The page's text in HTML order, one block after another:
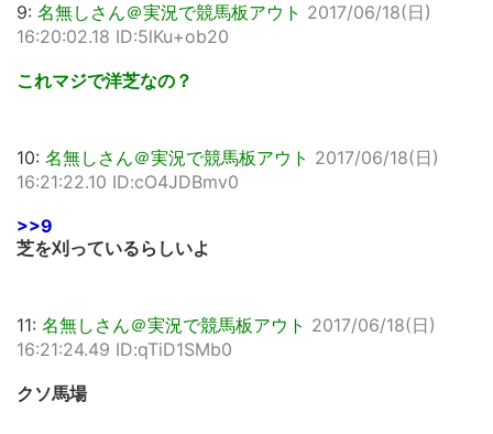
9: 名無しさん＠実況で競馬板アウト 2017/06/18(日)
16:20:02.18 ID:5lKu+ob20
これマジで洋芝なの？
10: 名無しさん＠実況で競馬板アウト 2017/06/18(日)
16:21:22.10 ID:cO4JDBmv0
>>9
芝を刈っているらしいよ
11: 名無しさん＠実況で競馬板アウト 2017/06/18(日)
16:21:24.49 ID:qTiD1SMb0
クソ馬場